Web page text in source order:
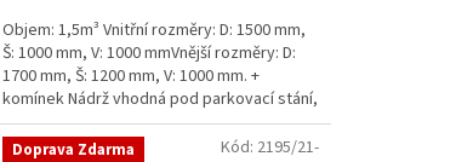
Objem: 1,5m³ Vnitřní rozměry: D: 1500 mm,
Š: 1000 mm, V: 1000 mmVnější rozměry: D:
1700 mm, Š: 1200 mm, V: 1000 mm. +
komínek Nádrž vhodná pod parkovací stání,
komunikace i...
Doprava Zdarma Kód: 2195/21-